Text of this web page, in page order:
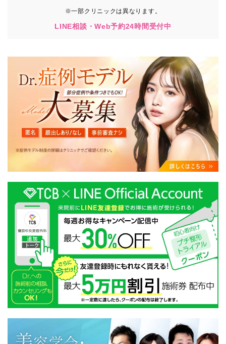
③TCBグループが第三者から間接的に収集する情報
患者様の同意を得た上で、以下の情報をパブリックDMP
・患者様の閲覧履歴、端末等の情報
【利用目的】
TCBグループは取得情報を以下の目的で利用いたしま
す。
・クリニックの来院予約、医療サービスの提供、医療関
連商品の販売、アフターケア対応、これらに付随する諸
対応等のサービス提供のため
・医療サービスの提供に関する他の医療機関、検査機関
及び研究機関との連携のため
・サービス向上を目的とした医療サービス・販売する医
療関連商品に関する患者様へのアンケートの送受信及び
これに付随する諸対応のため
・Cookie等の技術を用いたアクセス履歴、閲覧記録等に
関する情報の収集、分析
・閲覧記録等から趣味・嗜好を分析した情報を使用して
の広告に利用するため
・お問い合わせ又はご意見の内容確認及びその対応のた
め
・患者様のサービス利用状況の分析及び症例研究のため
・広告、宣伝、マーケティングのため
※一部クリニックは異なります。
LINE相談・Web予約24時間受付中